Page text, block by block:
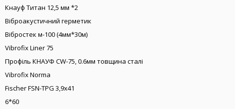
Кнауф Титан 12,5 мм *2
Віброакустичний герметик
Вібростек м-100 (4мм*30м)
Vibrofix Liner 75
Профіль КНАУФ CW-75, 0.6мм товщина сталі
Vibrofix Norma
Fischer FSN-TPG 3,9x41
6*60